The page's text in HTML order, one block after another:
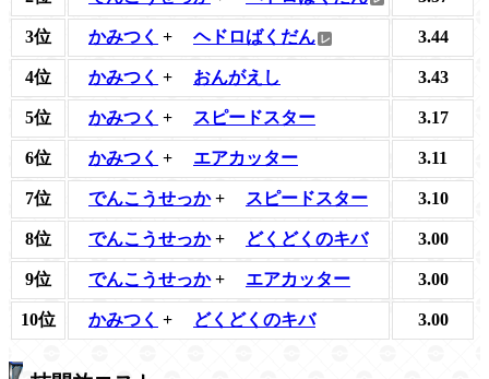
3位 かみつく + ヘドロばくだん 3.44
4位 かみつく + おんがえし 3.43
5位 かみつく + スピードスター 3.17
6位 かみつく + エアカッター 3.11
7位 でんこうせっか+ スピードスター 3.10
8位 でんこうせっか+ どくどくのキバ 3.00
9位 でんこうせっか+ エアカッター 3.00
10位 かみつく + どくどくのキバ 3.00